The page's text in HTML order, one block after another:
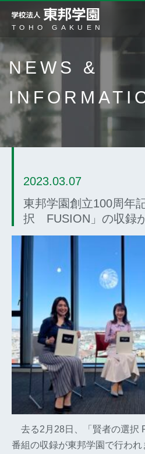
NEWS &
2023.03.07
東邦学園創立100周年
択 FUSION」の収録
去る2月28日、「賢者の選択
番組の収録が東邦学園で行わ